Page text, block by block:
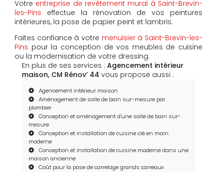
Votre entreprise de revêtement mural à Saint-Brevin-
les-Pins effectue la rénovation de vos peintures
intérieures, la pose de papier peint et lambris.
Faites confiance à votre menuisier à Saint-Brevin-les-
Pins pour la conception de vos meubles de cuisine
ou la modernisation de votre dressing.
En plus de ses services : Agencement intérieur
maison, CM Rénov’ 44 vous propose aussi :
Agencement intérieur maison
Aménagement de salle de bain sur-mesure par
plombier
Conception et aménagement d'une salle de bain sur-
mesure
Conception et installation de cuisine clé en main
moderne
Conception et installation de cuisine moderne dans une
maison ancienne
Coût pour la pose de carrelage grands carreaux